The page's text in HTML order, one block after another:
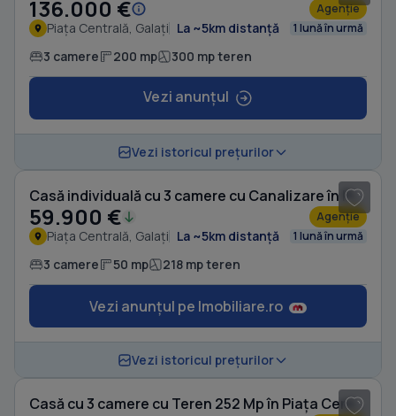
136.000 € Agenție
Piața Centrală, Galați La ~5km distanță 1 lună în urmă
3 camere 200 mp 300 mp teren
Vezi anunțul
Vezi istoricul prețurilor
Casă individuală cu 3 camere cu Canalizare în Piața Centrală
59.900 € Agenție
Piața Centrală, Galați La ~5km distanță 1 lună în urmă
3 camere 50 mp 218 mp teren
Vezi anunțul pe Imobiliare.ro
Vezi istoricul prețurilor
Casă cu 3 camere cu Teren 252 Mp în Piața Centrală